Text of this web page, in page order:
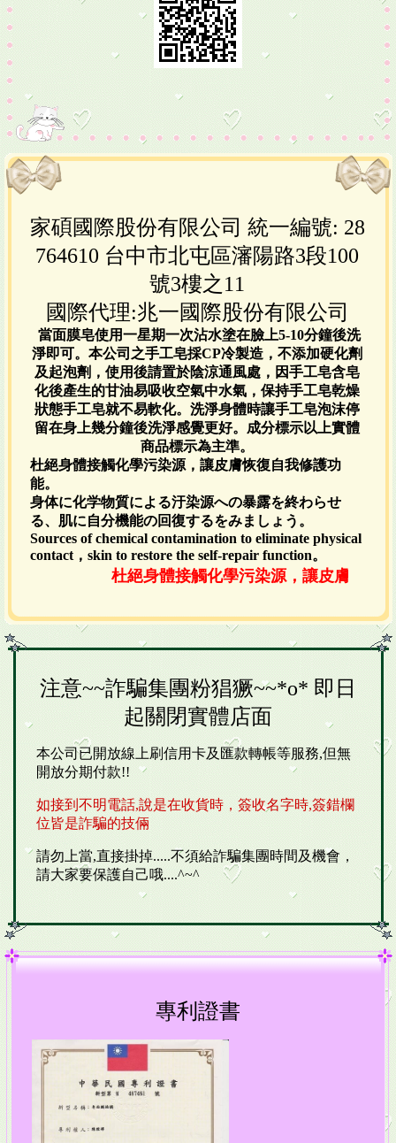
家碩國際股份有限公司 統一編號: 28
764610 台中市北屯區瀋陽路3段100
號3樓之11
國際代理:兆一國際股份有限公司
當面膜皂使用一星期一次沾水塗在臉上5-10分鐘後洗
淨即可。本公司之手工皂採CP冷製造，不添加硬化劑
及起泡劑，使用後請置於陰涼通風處，因手工皂含皂
化後產生的甘油易吸收空氣中水氣，保持手工皂乾燥
狀態手工皂就不易軟化。洗淨身體時讓手工皂泡沫停
留在身上幾分鐘後洗淨感覺更好。成分標示以上實體
商品標示為主準。
杜絕身體接觸化學污染源，讓皮膚恢復自我修護功
能。
身体に化学物質による汙染源への暴露を終わらせ
る、肌に自分機能の回復するをみましょう。
Sources of chemical contamination to eliminate physical
contact，skin to restore the self-repair function。
杜絕身體接觸化學污染源，讓皮膚恢復自
注意~~詐騙集團粉猖獗~~*o* 即日
起關閉實體店面
本公司已開放線上刷信用卡及匯款轉帳等服務,但無
開放分期付款!!
如接到不明電話,說是在收貨時， 簽收名字時,簽錯欄
位皆是詐騙的技倆
請勿上當,直接掛掉.....不須給詐騙集團時間及機會，
請大家要保護自己哦....^~^
專利證書